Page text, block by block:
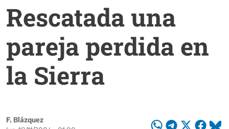
Rescatada una
pareja perdida en
la Sierra
F. Blázquez